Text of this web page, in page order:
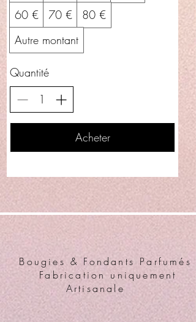
60 €
70 €
80 €
Autre montant
Quantité
Acheter
Bougies & Fondants Parfumés
Fabrication uniquement
Artisanale